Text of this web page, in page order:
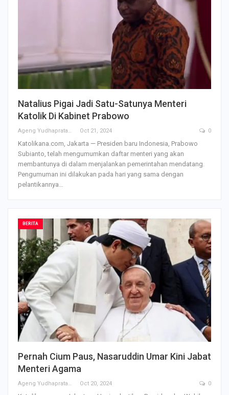
Natalius Pigai Jadi Satu-Satunya Menteri
Katolik Di Kabinet Prabowo
Oct 21, 2024 0
Katolikana.com, Jakarta — Presiden baru Indonesia, Prabowo
Subianto, telah mengumumkan daftar menteri yang akan
membantunya di dalam menjalankan pemerintahan mendatang.
Pengumuman ini dilakukan pada hari yang sama dengan
pelantikannya…
BERITA
Pernah Cium Paus, Nasaruddin Umar Kini Jabat
Menteri Agama
Ageng Yudhapratama Oct 20, 2024 0